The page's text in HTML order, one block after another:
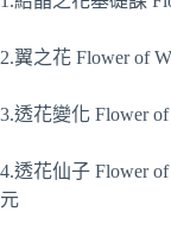
2.翼之花 Flower of
3.透花變化 Flower of
4.透花仙子 Flower
元